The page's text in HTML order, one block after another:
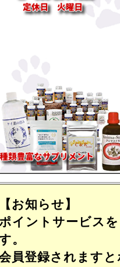
【お知らせ】
イントサービス
。
員登録されます